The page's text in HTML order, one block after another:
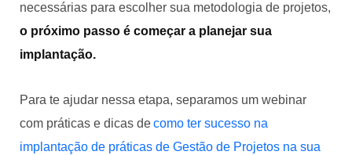
necessárias para escolher sua metodologia de projetos,
o próximo passo é começar a planejar sua
implantação.
Para te ajudar nessa etapa, separamos um webinar
com práticas e dicas decomo ter sucesso na
implantação de práticas de Gestão de Projetos na sua